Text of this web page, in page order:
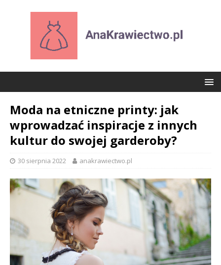
Moda na etniczne printy: jak
wprowadzać inspiracje z innych
kultur do swojej garderoby?
30 sierpnia 2022 anakrawiectwo.pl